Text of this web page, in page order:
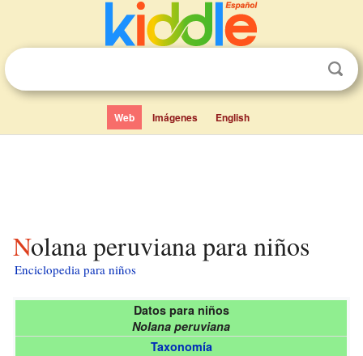
Web Imágenes English
Nolana peruviana para niños
Enciclopedia para niños
Datos para niños
Nolana peruviana
Taxonomía